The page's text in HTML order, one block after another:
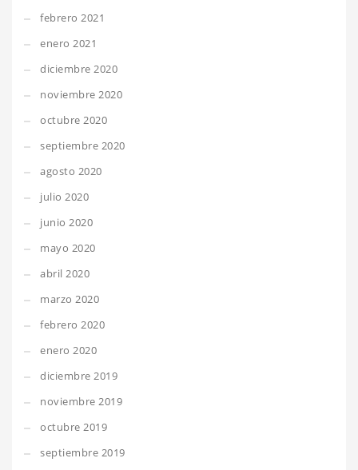
febrero 2021
enero 2021
diciembre 2020
noviembre 2020
octubre 2020
septiembre 2020
agosto 2020
julio 2020
junio 2020
mayo 2020
abril 2020
marzo 2020
febrero 2020
enero 2020
diciembre 2019
noviembre 2019
octubre 2019
septiembre 2019